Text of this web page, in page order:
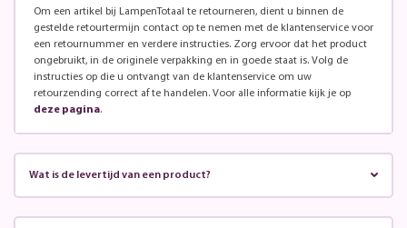
Om een artikel bij LampenTotaal te retourneren, dient u binnen de
gestelde retourtermijn contact op te nemen met de klantenservice voor
een retournummer en verdere instructies. Zorg ervoor dat het product
ongebruikt, in de originele verpakking en in goede staat is. Volg de
instructies op die u ontvangt van de klantenservice om uw
retourzending correct af te handelen. Voor alle informatie kijk je op
deze pagina.
Wat is de levertijd van een product?